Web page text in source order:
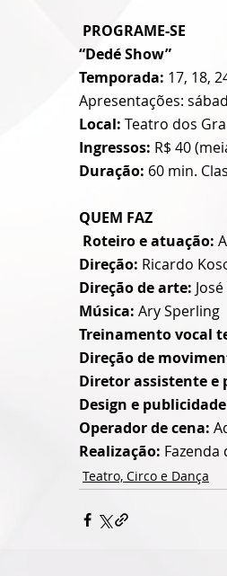
PROGRAME-SE
“Dedé Show”
Temporada: 17, 18,
Apresentações:
Local: Teatro dos
Ingressos: R$ 40
Duração: 60 min.
QUEM FAZ
Roteiro e atuação:
Direção: Ricardo
Direção de arte:
Música: Ary Sperling
Treinamento vocal
Direção de
Diretor assistente e
Design e
Operador de cena:
Realização:
Teatro, Circo e Dança